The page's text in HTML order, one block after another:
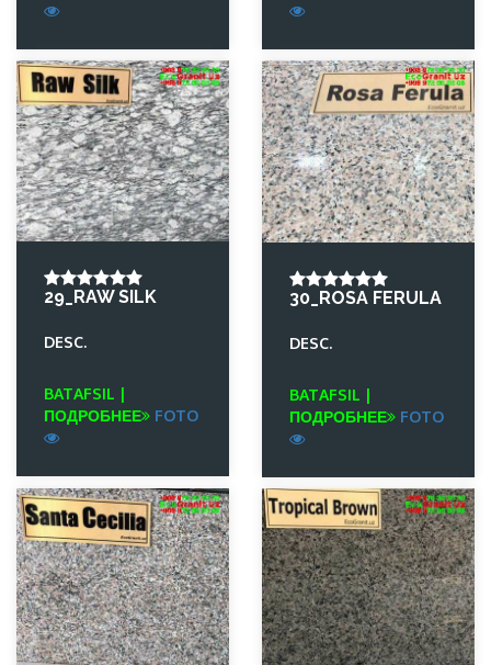
29_RAW SILK
DESC.
BATAFSIL |
ПОДРОБНЕЕ
FOTO
30_ROSA FERULA
DESC.
BATAFSIL |
ПОДРОБНЕЕ
FOTO